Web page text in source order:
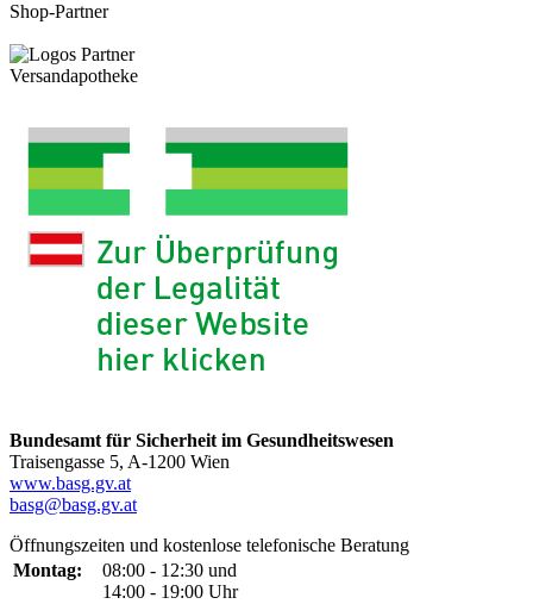
Shop-Partner
Versandapotheke
Bundesamt für Sicherheit im Gesundheitswesen
Traisengasse 5, A-1200 Wien
www.basg.gv.at
basg@basg.gv.at
Öffnungszeiten und kostenlose telefonische Beratung
Montag:
08:00 - 12:30 und
14:00 - 19:00 Uhr